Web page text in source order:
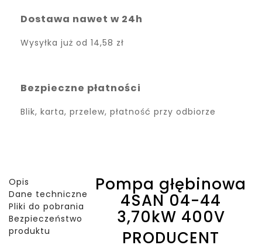
Dostawa nawet w 24h
Wysyłka już od 14,58 zł
Bezpieczne płatności
Blik, karta, przelew, płatność przy odbiorze
Opis
Dane techniczne
Pliki do pobrania
Bezpieczeństwo
produktu
Pompa głębinowa
4SAN 04-44
3,70kW 400V
PRODUCENT